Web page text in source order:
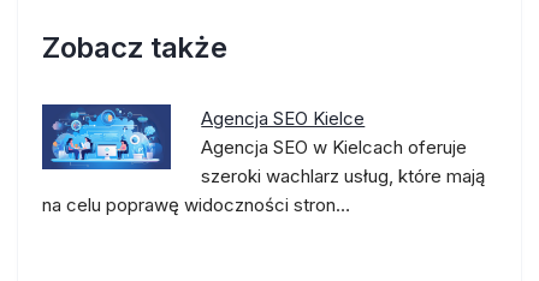
Zobacz także
Agencja SEO Kielce
Agencja SEO w Kielcach oferuje
szeroki wachlarz usług, które mają
na celu poprawę widoczności stron…